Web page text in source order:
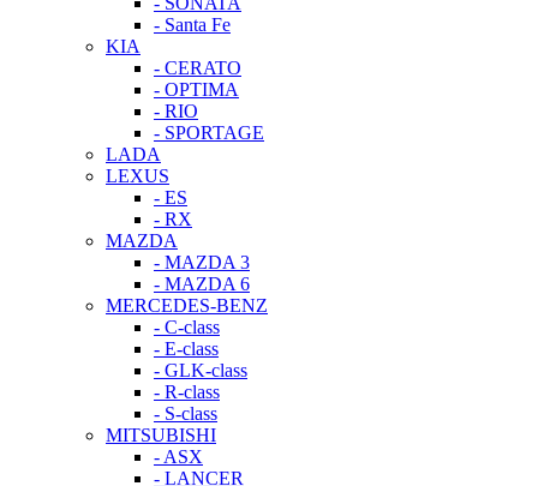
- Santa Fe
KIA
- CERATO
- OPTIMA
- RIO
- SPORTAGE
LADA
LEXUS
- ES
- RX
MAZDA
- MAZDA 3
- MAZDA 6
MERCEDES-BENZ
- C-class
- E-class
- GLK-class
- R-class
- S-class
MITSUBISHI
- ASX
- LANCER